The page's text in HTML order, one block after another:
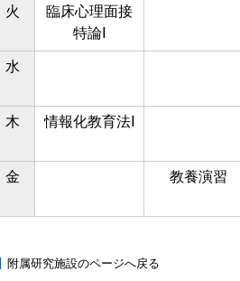
火
臨床心理面接
特論Ⅰ
水
木 情報化教育法Ⅰ
金 教養演習
附属研究施設のページへ戻る